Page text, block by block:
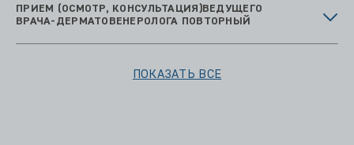
ПРИЕМ (ОСМОТР, КОНСУЛЬТАЦИЯ)ВЕДУЩЕГО
ВРАЧА-ДЕРМАТОВЕНЕРОЛОГА ПОВТОРНЫЙ
ПОКАЗАТЬ ВСЕ